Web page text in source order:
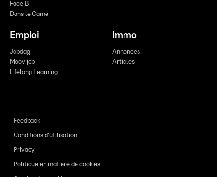
Face B
Dans le Game
Emploi
Jobdag
Moovijob
Lifelong Learning
Immo
Annonces
Articles
Feedback
Conditions d'utilisation
Privacy
Politique en matière de cookies